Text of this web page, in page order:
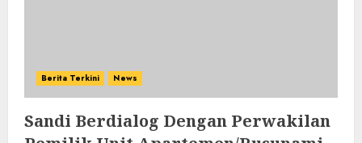
Berita Terkini News
Sandi Berdialog Dengan Perwakilan